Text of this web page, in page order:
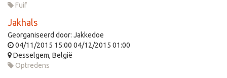
Fuif
Jakhals
Georganiseerd door: Jakkedoe
04/11/2015 15:00 04/12/2015 01:00
Desselgem, België
Optredens